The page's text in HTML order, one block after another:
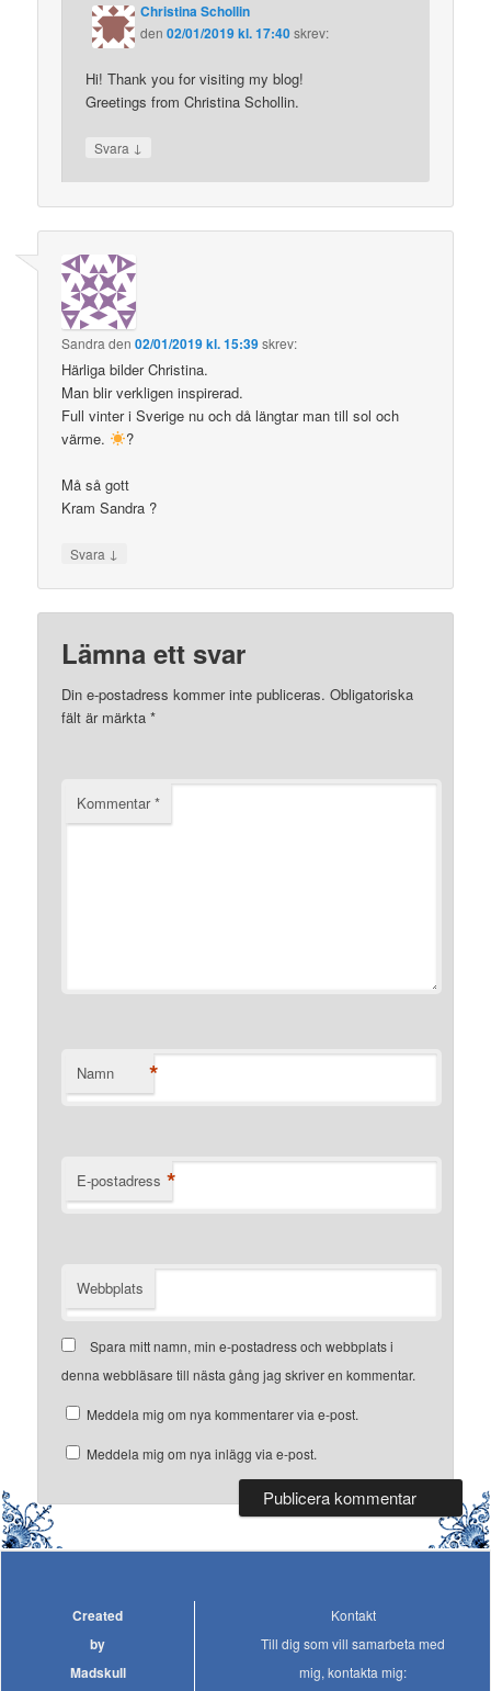
Christina Schollin
den02/01/2019 kl. 17:40skrev:
Hi! Thank you for visiting my blog!
Greetings from Christina Schollin.
Svara ↓
Sandra den02/01/2019 kl. 15:39skrev:
Härliga bilder Christina.
Man blir verkligen inspirerad.
Full vinter i Sverige nu och då längtar man till sol och
värme.
?
Må så gott
Kram Sandra ?
Svara ↓
Lämna ett svar
Din e-postadress kommer inte publiceras. Obligatoriska
fält är märkta*
Kommentar*
Namn *
E-postadress *
Webbplats
Spara mitt namn, min e-postadress och webbplats i
denna webbläsare till nästa gång jag skriver en kommentar.
Meddela mig om nya kommentarer via e-post.
Meddela mig om nya inlägg via e-post.
Created
by
Madskull
Kontakt
Till dig som vill samarbeta med
mig, kontakta mig: